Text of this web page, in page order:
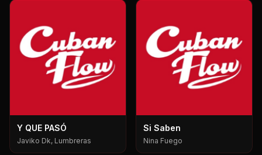
Y QUE PASÓ
Javiko Dk, Lumbreras
Si Saben
Nina Fuego